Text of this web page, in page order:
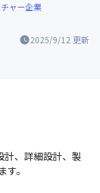
2025/9/12 更新
ャー企業
計、詳細設計、製
。